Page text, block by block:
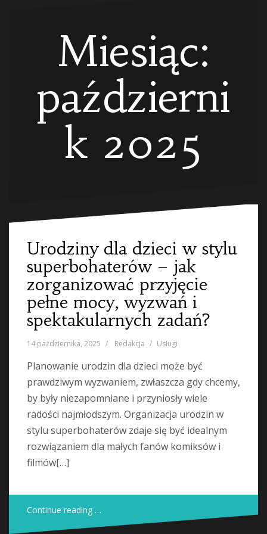
Miesiąc:
październi
k 2025
Urodziny dla dzieci w stylu
superbohaterów – jak
zorganizować przyjęcie
pełne mocy, wyzwań i
spektakularnych zadań?
14 października, 2025 Redakcja Usługi
Planowanie urodzin dla dzieci może być
prawdziwym wyzwaniem, zwłaszcza gdy chcemy,
by były niezapomniane i przyniosły wiele
radości najmłodszym. Organizacja urodzin w
stylu superbohaterów zdaje się być idealnym
rozwiązaniem dla małych fanów komiksów i
filmów[…]
Continue reading …